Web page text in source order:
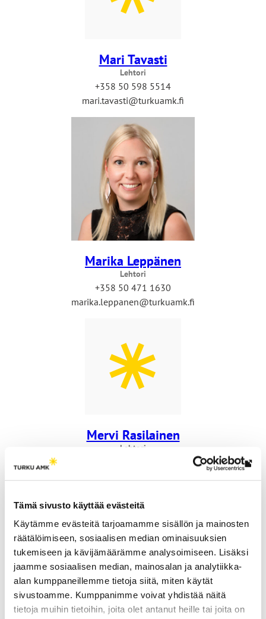
Tämä sivusto käyttää evästeitä
Käytämme evästeitä tarjoamamme sisällön ja mainosten
räätälöimiseen, sosiaalisen median ominaisuuksien
tukemiseen ja kävijämäärämme analysoimiseen. Lisäksi
jaamme sosiaalisen median, mainosalan ja analytiikka-
alan kumppaneillemme tietoja siitä, miten käytät
sivustoamme. Kumppanimme voivat yhdistää näitä
tietoja muihin tietoihin, joita olet antanut heille tai joita on
Mari Tavasti
Lehtori
+358 50 598 5514
mari.tavasti@turkuamk.fi
Marika Leppänen
Lehtori
+358 50 471 1630
marika.leppanen@turkuamk.fi
Mervi Rasilainen
Lehtori
Minna Nurminen